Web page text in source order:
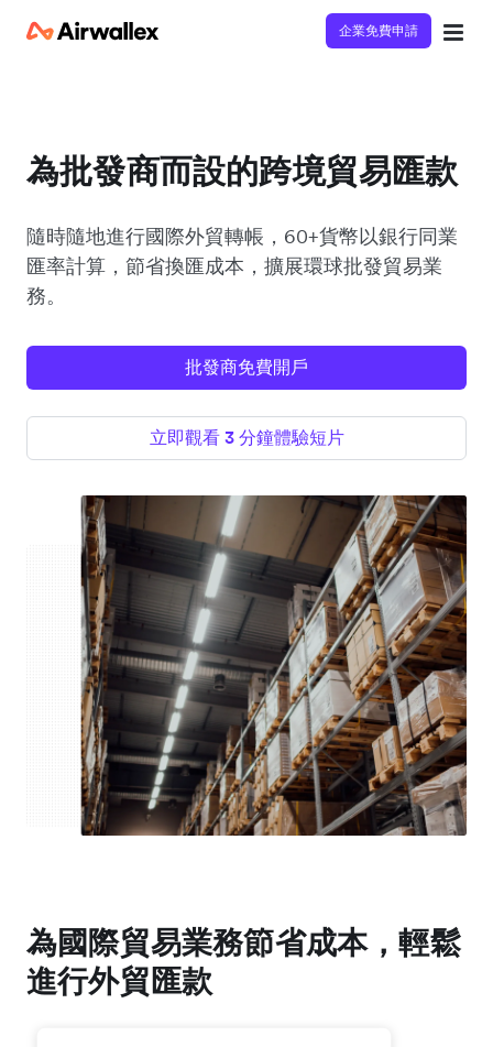
企業免費申請
為批發商而設的跨境貿易匯款
隨時隨地進行國際外貿轉帳，60+貨幣以銀行同業
匯率計算，節省換匯成本，擴展環球批發貿易業
務。
批發商免費開戶
立即觀看 3 分鐘體驗短片
為國際貿易業務節省成本，輕鬆
進行外貿匯款